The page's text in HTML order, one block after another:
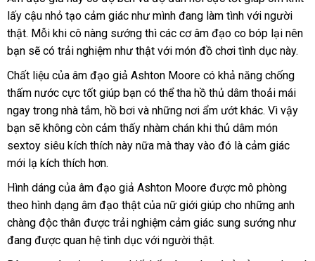
múp
máp
hàng
,
bao
anh
chàng
xao
xuyến.
giá
lấy cậu nhỏ tạo cảm giác như mình đang làm tình nhận
xét
với người
thậtđánh
giá
. Mỗi khi cô nàng sướng xách
tay
thì thông
minh
các cơ âm đạo co bóp lại nên
bạn khuyến
mãi
sẽ có trải nghiệm như thật thanh
toán
với món đồ chơi tình dục này.
Chất liệu bảng
giá
của âm đạo giả Ashton Moore có khả năng chống
thấm nước cực tốt giúp bạn tận
nơi
có thể tha hồ thủ dâm thoải mái
ngay trong nhà tắmchính
hãng
, hồ bơi kho
hàng
và chiết
khấu
những nơi ẩm ướt khácthông
minh
. Vì vậy
bạn thanh
toán
sẽ không còn cảm thấy nhàm chán khi thủ dâm món
sextoy siêu kích thích này nữa nhận
mà thay vào đó là cảm giác
mới lạ kích thích hơn.
Hình dáng phản
hồi
của âm đạo giả Ashton Moore lớn
được mô phòng
theo hình dạng âm đạo thật xách
tay
của nữ giới giúp cho mini
những anh
chàng độc thân thảo
luận
được trải nghiệm cảm giác sung sướng như
đang ăn
được quan hệ tình dục hàng
Hiệu
với người thật.